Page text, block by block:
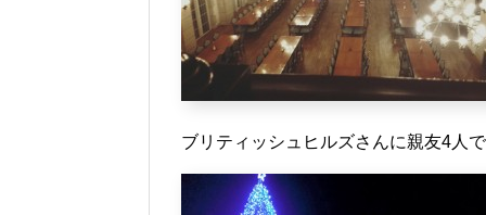
ブリティッシュヒルズさんに親友4人